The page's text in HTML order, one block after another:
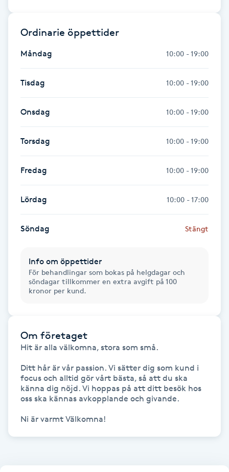
HIFU
Hollywood Peel
Hot Stone Massage
Hot yoga
Hudföryngring
Huduppstramning
Hudvård
Hyperhidros
Hypnos
Hårborttagning
Hårbottenbehandling
Hårförlängning
Hårvård
Ordinarie öppettider
Måndag 10:00 - 19:00
Tisdag 10:00 - 19:00
Onsdag 10:00 - 19:00
Torsdag 10:00 - 19:00
Fredag 10:00 - 19:00
Lördag 10:00 - 17:00
Söndag Stängt
Info om öppettider
För behandlingar som bokas på helgdagar och
söndagar tillkommer en extra avgift på 100
kronor per kund.
Om företaget
Hit är alla välkomna, stora som små.
Ditt hår är vår passion. Vi sätter dig som kund i
focus och alltid gör vårt bästa, så att du ska
känna dig nöjd. Vi hoppas på att ditt besök hos
oss ska kännas avkopplande och givande.
Ni är varmt Välkomna!